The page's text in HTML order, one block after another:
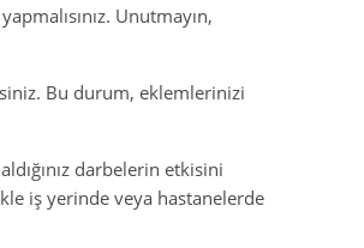
Unutmayın,
Bu durum, eklemlerinizi
darbelerin etkisini
iş yerinde veya hastanelerde